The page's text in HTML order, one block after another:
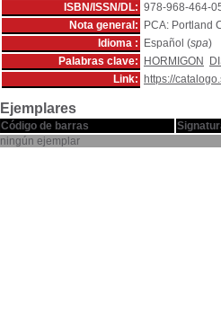
ISBN/ISSN/DL: 978-968-464-
Nota general:
PCA: Portland
Idioma :
Español (spa)
Palabras clave:
HORMIGON
Link:
https://
Ejemplares
Código de barras
ningún ejemplar